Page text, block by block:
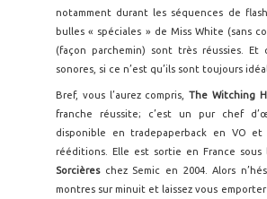
notamment durant les séquences de
bulles « spéciales » de Miss White (sans
(façon parchemin) sont très réussies.
sonores, si ce n’est qu’ils sont toujours
Bref, vous l’aurez compris,The Witching
franche réussite; c’est un pur chef
disponible en tradepaperback en VO
rééditions. Elle est sortie en France
Sorcièreschez Semic en 2004. Alors
montres sur minuit et laissez vous emporter